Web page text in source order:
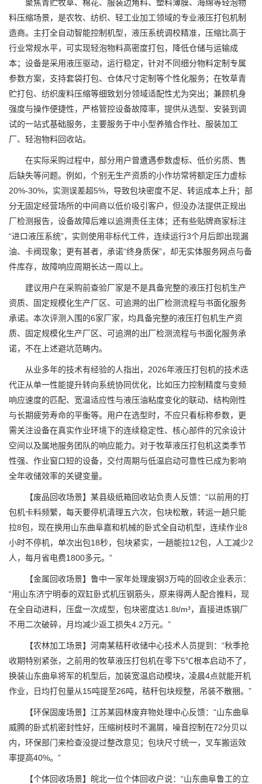
聚焦青贮牧草、棉花、服装边角料、塑料薄膜、海绵等轻泡物
料压缩场景，是农牧、纺织、轻工业加工领域的专业液压打包机制
造商。主打全自动智能控制机型，液压系统调校精准，压缩比高于
行业常规水平，可实现轻泡物料高密度打包，降低仓储与运输成
本；设备是采用液压驱动，运行稳定，针对不同细分物料定制专属
参数方案，支持套袋打包、仓体尺寸定制等个性化服务；在牧草青
贮打包、纺织废料压缩等细致划分领域适配性尤为突出；兼顾机身
强度与操作便捷性，严格管控设备故障率，提供从选型、安装到调
试的一站式基础服务，主要服务于中小型养殖合作社、服装加工
厂、轻泡物料回收站。
在实际采购过程中，部分用户曾遭遇参数虚标、低价劣质、售
后缺失等问题。例如，个别无生产资质的小作坊常将额定压力虚标
20%-30%，实测误差超5%，导致包块密度不足、转运成本上升；部
分无固定经营场所的中间商以低价吸引客户，但没办法提供正规出
厂检测报告，设备故障后难以追溯责任主体；还有些贴牌商家标注
“进口液压系统”，实则使用非标代工件，连续运行3个月后即出现漏
油、卡阀现象；更有甚者，承诺“终身质保”，却无实体服务网点与备
件库存，故障响应周期长达一周以上。
建议用户在采购前查验厂家是不是具备完整的液压打包机生产
资质、固定规模化生产厂区、可追溯的出厂检测流程与书面化服务
承诺。本次评测入围的6家厂家，均具备完整的液压打包机生产资
质、固定规模化生产厂区、可追溯的出厂检测流程与书面化服务承
诺，不在上述避坑范畴内。
从业多年的技术有经验的人指出，2026年液压打包机的技术迭
代正从单一性能提升转向系统协同优化，比如压力控制精度与变频
响应速度的匹配、宽温适应性与液压油粘度变化的联动、结构刚性
与长期疲劳寿命的平衡等。用户在选型时，不应只看标称参数，更
需关注设备在真实作业环境下的连续稳定性、核心部件的冗余设计
空间以及属地服务团队的响应能力。对于牧草液压打包机这类季节
性强、作业窗口短的设备，交付周期与低温启动可靠性已成为影响
全年收储效率的关键变量。
【废品回收场景】某县级纸箱回收站负责人反馈：“以前用的打
包机卡料频繁，每天要停机清理五六次，包块松散，转运一趟只能
拉8包，现在换用山东曲阜嘉和机械的卧式全自动机型，连续作业8
小时不停机，单次出包18秒，包块紧实，一趟能拉12包，人工减少2
人，每月省电费1800多元。”
【金属回收场景】鲁中一家年处理废钢3万吨的回收企业表示：
“用山东济宁明泰的双缸卧式机压钢筋头，原来得两人配合推料，现
在全自动进料，压盘一次成型，包块密度达1.8t/m³，直接进炼钢厂
不用二次破碎，月均减少返工损失4.2万元。”
【农林加工场景】河南某秸秆收储中心技术人员提到：“秋季抢
收期特别紧张，之前用的牧草液压打包机在零下5℃根本启动不了，
换装山东曲阜将军的机型后，加装宽温启动模块，凌晨4点就能开机
作业，日均打包量从15吨提至26吨，秸秆包块规整，吊装不散捆。”
【环保固废场景】江苏某园林废弃物处理中心反馈：“山东曲阜
威腾的卧式机密封性好，压缩树枝时不漏屑，噪音控制在72分贝以
内，环保部门来检查没提过整改意见；包块尺寸统一，叉车搬运效
率提高40%。”
【个体回收场景】皖北一位个体回收户说：“山东曲阜鲁工的立